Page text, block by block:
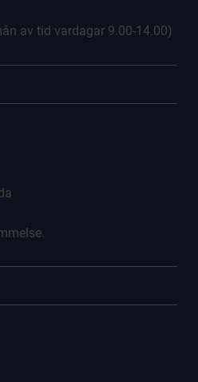
av tid vardagar 9.00-14.00)